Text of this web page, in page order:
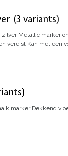
(3 variants)
zilver Metallic marker
vereist Kan met een
marker Dekkend